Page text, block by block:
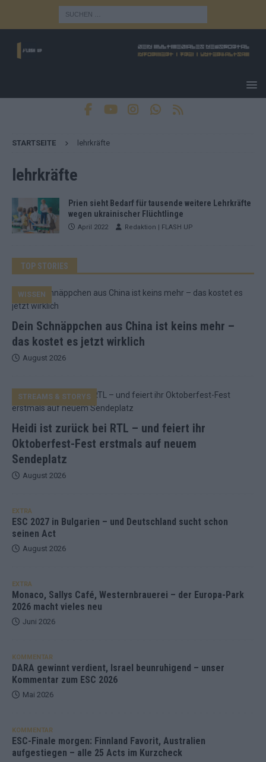
STARTSEITE lehrkräfte
lehrkräfte
Prien sieht Bedarf für tausende weitere Lehrkräfte
wegen ukrainischer Flüchtlinge
April 2022 Redaktion | FLASH UP
TOP STORIES
Dein Schnäppchen aus China ist keins mehr –
das kostet es jetzt wirklich
WISSEN
August 2026
Heidi ist zurück bei RTL – und feiert ihr
Oktoberfest-Fest erstmals auf neuem
Sendeplatz
STREAMS & STORYS
August 2026
EXTRA
ESC 2027 in Bulgarien – und Deutschland sucht schon
seinen Act
August 2026
EXTRA
Monaco, Sallys Café, Westernbrauerei – der Europa-Park
2026 macht vieles neu
Juni 2026
KOMMENTAR
DARA gewinnt verdient, Israel beunruhigend – unser
Kommentar zum ESC 2026
Mai 2026
KOMMENTAR
ESC-Finale morgen: Finnland Favorit, Australien
aufgestiegen – alle 25 Acts im Kurzcheck